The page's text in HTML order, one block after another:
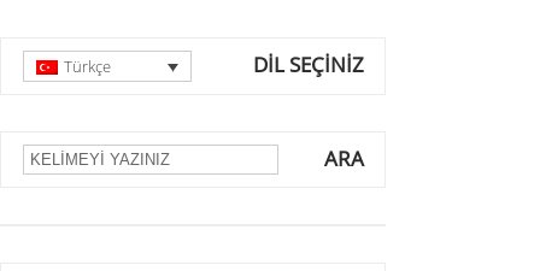
DİL SEÇİNİZ
Türkçe
ARA